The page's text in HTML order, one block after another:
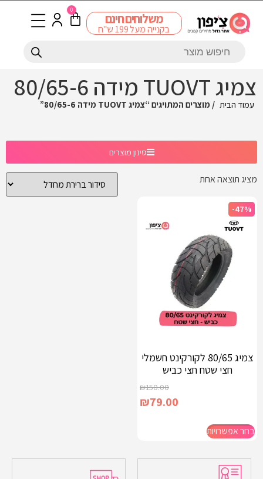
משלוחים חינם
בקנייה מעל 199 ש"ח
0
צמיג TUOVT מידה 80/65-6
עמוד הבית / מוצרים המתויגים “צמיג TUOVT מידה 80/65-6”
סינון מוצרים
מציג תוצאה אחת
-47%
צמיג 80/65 לקורקינט חשמלי
חצי שטח חצי כביש
₪150.00
₪79.00
בחר אפשרויות